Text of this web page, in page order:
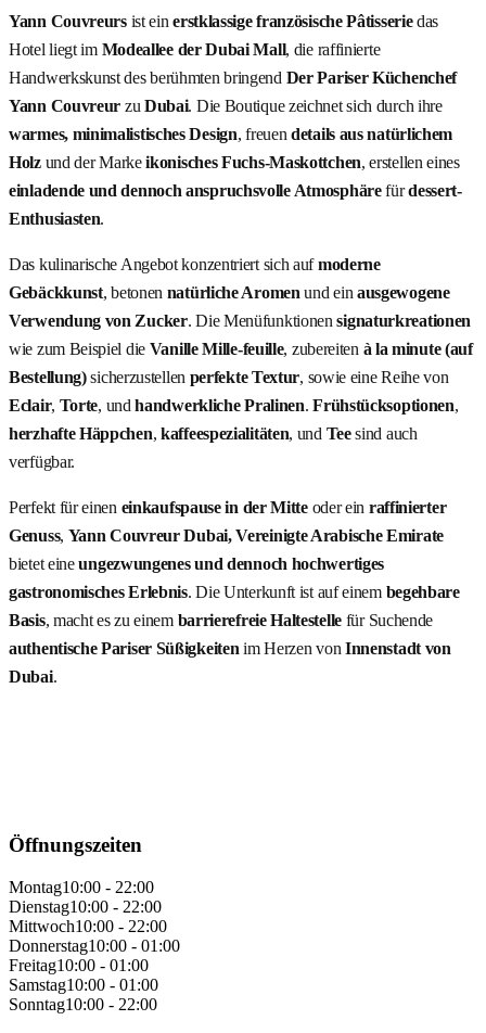
Yann Couvreursist einerstklassige französische Pâtisseriedas
Hotel liegt im Modeallee der Dubai Mall, die raffinierte
Handwerkskunst des berühmten bringend Der Pariser Küchenchef
Yann Couvreur zuDubai. Die Boutique zeichnet sich durch ihre
warmes, minimalistisches Design, freuendetails aus natürlichem
Holzund der Markeikonisches Fuchs-Maskottchen, erstellen eines
einladende und dennoch anspruchsvolle Atmosphärefürdessert-
Enthusiasten.
Das kulinarische Angebot konzentriert sich aufmoderne
Gebäckkunst, betonen natürliche Aromenund einausgewogene
Verwendung von Zucker. Die Menüfunktionensignaturkreationen
wie zum Beispiel die Vanille Mille-feuille, zubereiten à la minute (auf
Bestellung)sicherzustellen perfekte Textur, sowie eine Reihe von
Eclair, Torte, undhandwerkliche Pralinen.Frühstücksoptionen,
herzhafte Häppchen,kaffeespezialitäten, und Teesind auch
verfügbar.
Perfekt für einen einkaufspause in der Mitteoder ein raffinierter
Genuss, Yann Couvreur Dubai, Vereinigte Arabische Emirate
bietet eineungezwungenes und dennoch hochwertiges
gastronomisches Erlebnis. Die Unterkunft ist auf einem begehbare
Basis, macht es zu einem barrierefreie Haltestelle für Suchende
authentische Pariser Süßigkeitenim Herzen vonInnenstadt von
Dubai.
Öffnungszeiten
Montag10:00 - 22:00
Dienstag10:00 - 22:00
Mittwoch10:00 - 22:00
Donnerstag10:00 - 01:00
Freitag10:00 - 01:00
Samstag10:00 - 01:00
Sonntag10:00 - 22:00